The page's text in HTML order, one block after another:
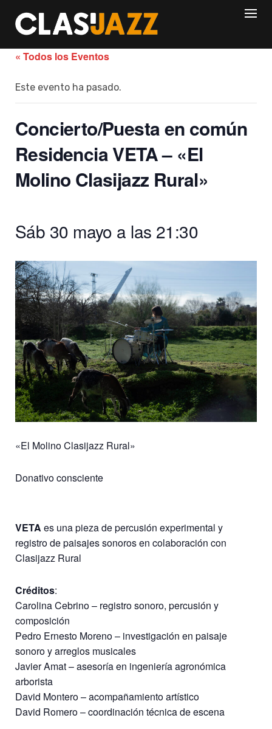
content
« Todos los Eventos
Este evento ha pasado.
Concierto/Puesta en común
Residencia VETA – «El
Molino Clasijazz Rural»
Sáb 30 mayo a las 21:30
«El Molino Clasijazz Rural»
Donativo consciente
VETA es una pieza de percusión experimental y
registro de paisajes sonoros en colaboración con
Clasijazz Rural
Créditos:
Carolina Cebrino – registro sonoro, percusión y
composición
Pedro Ernesto Moreno – investigación en paisaje
sonoro y arreglos musicales
Javier Amat – asesoría en ingeniería agronómica
arborista
David Montero – acompañamiento artístico
David Romero – coordinación técnica de escena